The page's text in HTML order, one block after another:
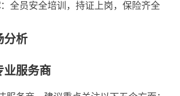
：全员安全培训，持证上岗，保险齐全
分析
业服务商